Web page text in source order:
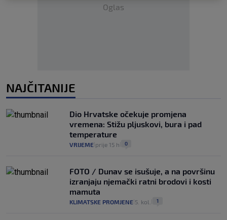
Oglas
NAJČITANIJE
Dio Hrvatske očekuje promjena
vremena: Stižu pljuskovi, bura i pad
temperature
VRIJEME prije 15 h 0
FOTO / Dunav se isušuje, a na površinu
izranjaju njemački ratni brodovi i kosti
mamuta
KLIMATSKE PROMJENE 5. kol. 1